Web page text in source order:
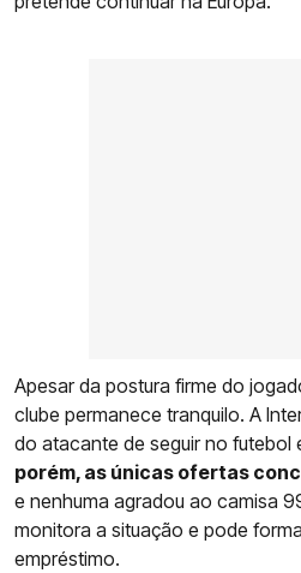
Apesar da postura firme do
clube permanece tranquilo. A
do atacante de seguir no futebol
porém, as únicas ofertas
e nenhuma agradou ao camisa
monitora a situação e pode
empréstimo.